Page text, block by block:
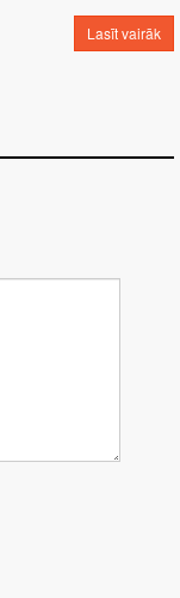
Lasīt vairāk